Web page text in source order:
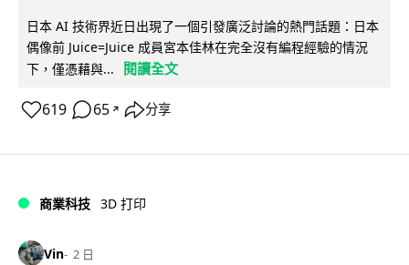
日本 AI 技術界近日出現了一個引發廣泛討論的熱門話題：日本
偶像前 Juice=Juice 成員宮本佳林在完全沒有編程經驗的情況
下，僅憑藉與...
閱讀全文
619 65 ↗ 分享
商業科技 3D 打印
Vin 2 日